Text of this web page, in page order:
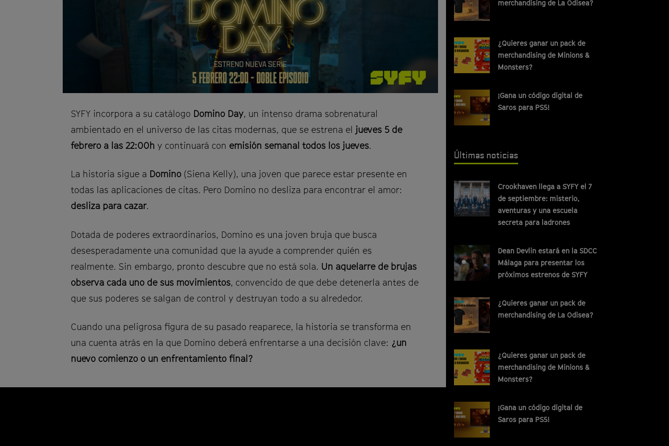
SYFY incorpora a su catálogo Domino Day, un intenso drama sobrenatural
ambientado en el universo de las citas modernas, que se estrena el jueves 5 de
febrero a las 22:00h y continuará con emisión semanal todos los jueves.
La historia sigue a Domino (Siena Kelly), una joven que parece estar presente en
todas las aplicaciones de citas. Pero Domino no desliza para encontrar el amor:
desliza para cazar.
Dotada de poderes extraordinarios, Domino es una joven bruja que busca
desesperadamente una comunidad que la ayude a comprender quién es
realmente. Sin embargo, pronto descubre que no está sola. Un aquelarre de brujas
observa cada uno de sus movimientos, convencido de que debe detenerla antes de
que sus poderes se salgan de control y destruyan todo a su alrededor.
Cuando una peligrosa figura de su pasado reaparece, la historia se transforma en
una cuenta atrás en la que Domino deberá enfrentarse a una decisión clave: ¿un
nuevo comienzo o un enfrentamiento final?
merchandising de La Odisea?
¿Quieres ganar un pack de
merchandising de Minions &
Monsters?
¡Gana un código digital de
Saros para PS5!
Últimas noticias
Crookhaven llega a SYFY el 7
de septiembre: misterio,
aventuras y una escuela
secreta para ladrones
Dean Devlin estará en la SDCC
Málaga para presentar los
próximos estrenos de SYFY
¿Quieres ganar un pack de
merchandising de La Odisea?
¿Quieres ganar un pack de
merchandising de Minions &
Monsters?
¡Gana un código digital de
Saros para PS5!